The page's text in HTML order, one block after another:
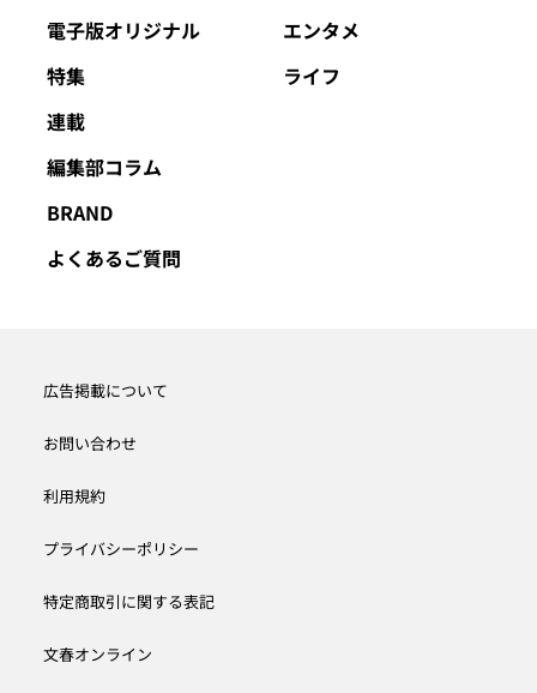
電子版オリジナル
特集
連載
編集部コラム
BRAND
よくあるご質問
エンタメ
ライフ
広告掲載について
お問い合わせ
利用規約
プライバシーポリシー
特定商取引に関する表記
文春オンライン